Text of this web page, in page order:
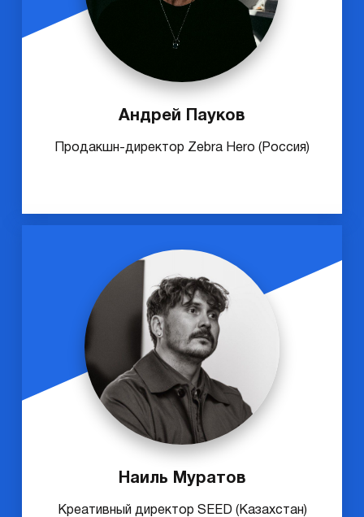
Андрей Пауков
Продакшн-директор Zebra Hero (Россия)
Наиль Муратов
Креативный директор SEED (Казахстан)